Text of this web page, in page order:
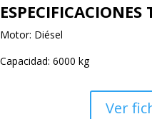
ESPECIFICACIONES
Motor: Diésel
Capacidad: 6000 kg
Ver